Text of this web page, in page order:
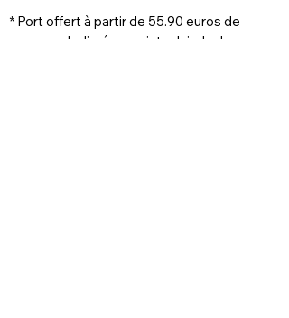
* Port offert à partir de 55.90 euros de
commande, livré en point relais, locker